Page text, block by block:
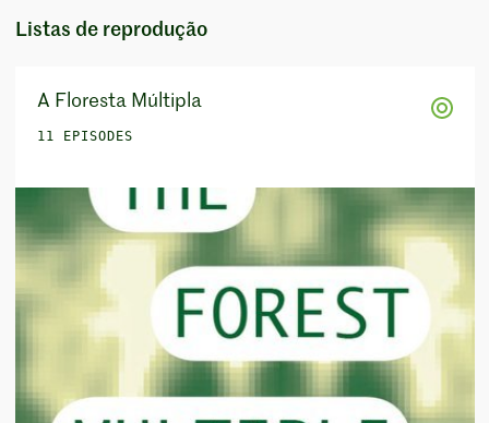
Listas de reprodução
A Floresta Múltipla
11 EPISODES